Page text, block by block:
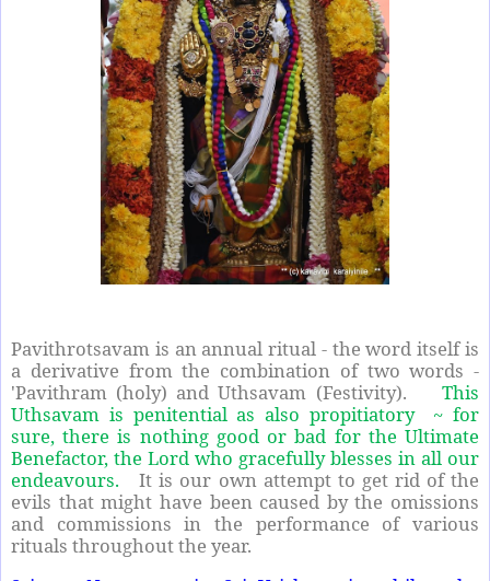
Pavithrotsavam is an annual ritual - the word itself is
a derivative from the combination of two words -
'Pavithram (holy) and Uthsavam (Festivity). This
Uthsavam is penitential as also propitiatory ~ for
sure, there is nothing good or bad for the Ultimate
Benefactor, the Lord who gracefully blesses in all our
endeavours.
It is our own attempt to get rid of the
evils that might have been caused by the omissions
and commissions in the performance of various
rituals throughout the year.